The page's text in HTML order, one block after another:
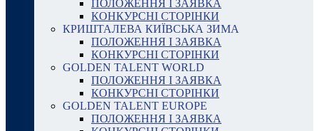
ПОЛОЖЕННЯ І ЗАЯВКА
КОНКУРСНІ СТОРІНКИ
КРИШТАЛЕВА КИЇВСЬКА ЗИМА
ПОЛОЖЕННЯ І ЗАЯВКА
КОНКУРСНІ СТОРІНКИ
GOLDEN TALENT WORLD
ПОЛОЖЕННЯ І ЗАЯВКА
КОНКУРСНІ СТОРІНКИ
GOLDEN TALENT EUROPE
ПОЛОЖЕННЯ І ЗАЯВКА